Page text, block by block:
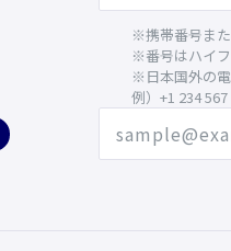
※携帯番号また
※番号はハイフ
※日本国外の
例）+1 234